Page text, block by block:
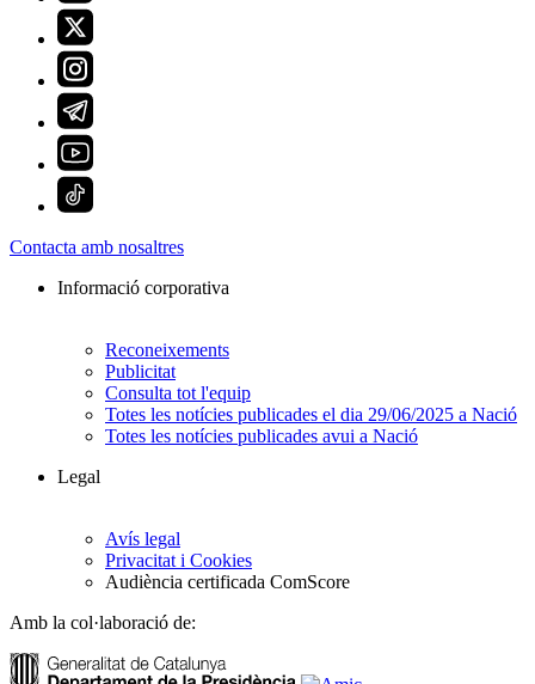
Contacta amb nosaltres
Informació corporativa
Reconeixements
Publicitat
Consulta tot l'equip
Totes les notícies publicades el dia 29/06/2025 a Nació
Totes les notícies publicades avui a Nació
Legal
Avís legal
Privacitat i Cookies
Audiència certificada ComScore
Amb la col·laboració de: